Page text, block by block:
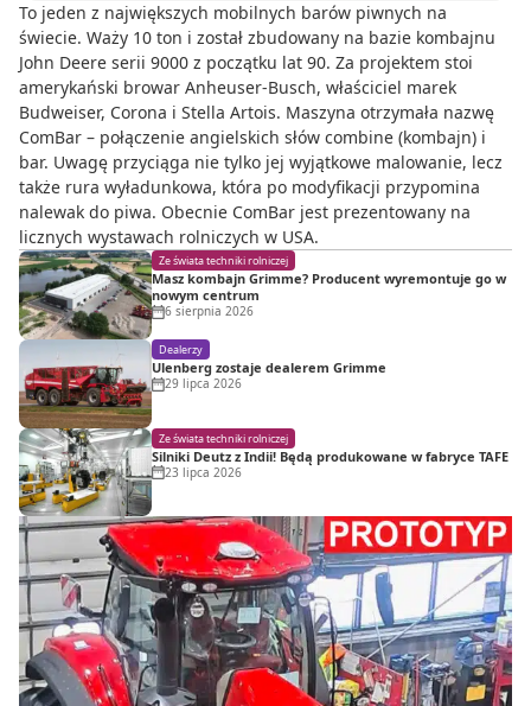
To jeden z największych mobilnych barów piwnych na
świecie. Waży 10 ton i został zbudowany na bazie kombajnu
John Deere serii 9000 z początku lat 90. Za projektem stoi
amerykański browar Anheuser-Busch, właściciel marek
Budweiser, Corona i Stella Artois. Maszyna otrzymała nazwę
ComBar – połączenie angielskich słów combine (kombajn) i
bar. Uwagę przyciąga nie tylko jej wyjątkowe malowanie, lecz
także rura wyładunkowa, która po modyfikacji przypomina
nalewak do piwa. Obecnie ComBar jest prezentowany na
licznych wystawach rolniczych w USA.
Ze świata techniki rolniczej
Masz kombajn Grimme? Producent wyremontuje go w
nowym centrum
6 sierpnia 2026
Dealerzy
Ulenberg zostaje dealerem Grimme
29 lipca 2026
Ze świata techniki rolniczej
Silniki Deutz z Indii! Będą produkowane w fabryce TAFE
23 lipca 2026